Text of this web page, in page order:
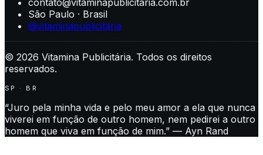
São Paulo · Brasil
@vitaminapublicitaria
© 2026 Vitamina Publicitária. Todos os direitos
reservados.
SP · BR
“Juro pela minha vida e pelo meu amor a ela que nunca
viverei em função de outro homem, nem pedirei a outro
homem que viva em função de mim.” — Ayn Rand